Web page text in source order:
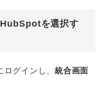
を選択す
ログインし、統合画面